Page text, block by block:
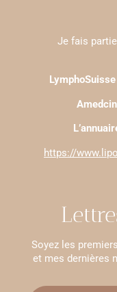
Je fais
LymphoSuisse
https://